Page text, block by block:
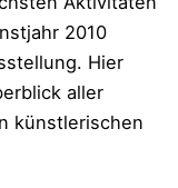
2010
Hier
aller
künstlerischen